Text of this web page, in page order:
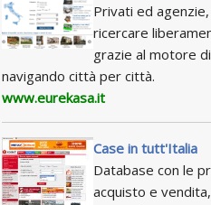
Privati ed
ricercare
grazie al motore
navigando città per città.
www.eurekasa.it
Case in tutt'Italia
Database con le
acquisto e